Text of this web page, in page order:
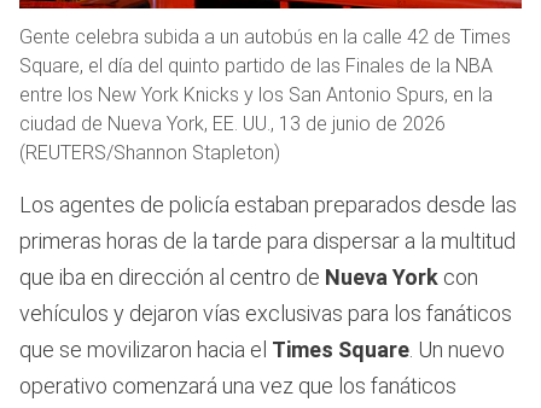
Gente celebra subida a un autobús en la calle 42 de Times
Square, el día del quinto partido de las Finales de la NBA
entre los New York Knicks y los San Antonio Spurs, en la
ciudad de Nueva York, EE. UU., 13 de junio de 2026
(REUTERS/Shannon Stapleton)
Los agentes de policía estaban preparados desde las
primeras horas de la tarde para dispersar a la multitud
que iba en dirección al centro de Nueva York con
vehículos y dejaron vías exclusivas para los fanáticos
que se movilizaron hacia el Times Square. Un nuevo
operativo comenzará una vez que los fanáticos